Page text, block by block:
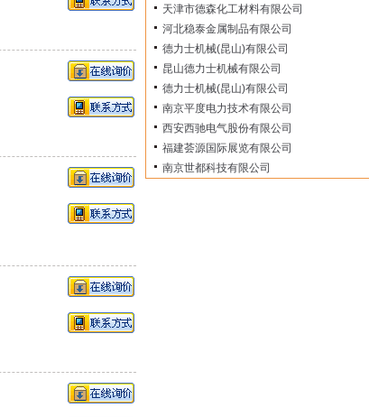
天津市德森化工材料有限公司
河北稳泰金属制品有限公司
德力士机械(昆山)有限公司
昆山德力士机械有限公司
德力士机械(昆山)有限公司
南京平度电力技术有限公司
西安西驰电气股份有限公司
福建荟源国际展览有限公司
南京世都科技有限公司